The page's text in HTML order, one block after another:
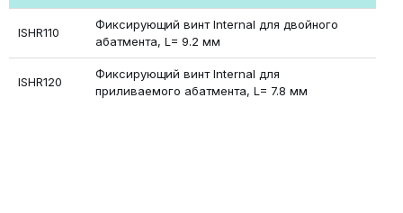
ISHR110
Фиксирующий винт Internal для двойного
абатмента, L= 9.2 мм
ISHR120
Фиксирующий винт Internal для
приливаемого абатмента, L= 7.8 мм